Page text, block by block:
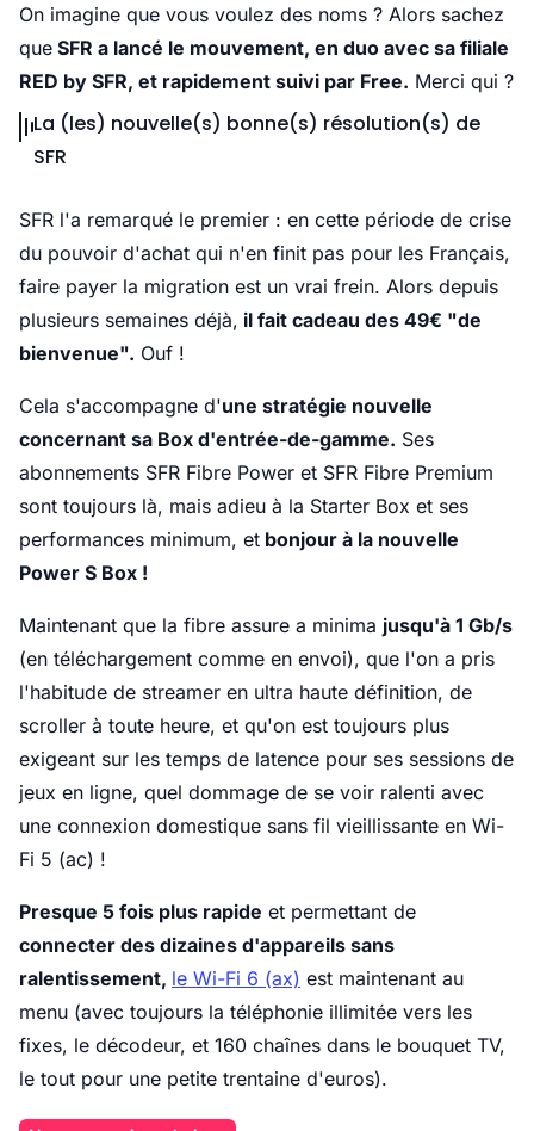
On imagine que vous voulez des noms ? Alors sachez
que SFR a lancé le mouvement, en duo avec sa filiale
RED by SFR, et rapidement suivi par Free. Merci qui ?
La (les) nouvelle(s) bonne(s) résolution(s) de
SFR
SFR l'a remarqué le premier : en cette période de crise
du pouvoir d'achat qui n'en finit pas pour les Français,
faire payer la migration est un vrai frein. Alors depuis
plusieurs semaines déjà, il fait cadeau des 49€ "de
bienvenue". Ouf !
Cela s'accompagne d'une stratégie nouvelle
concernant sa Box d'entrée-de-gamme. Ses
abonnements SFR Fibre Power et SFR Fibre Premium
sont toujours là, mais adieu à la Starter Box et ses
performances minimum, et bonjour à la nouvelle
Power S Box !
Maintenant que la fibre assure a minima jusqu'à 1 Gb/s
(en téléchargement comme en envoi), que l'on a pris
l'habitude de streamer en ultra haute définition, de
scroller à toute heure, et qu'on est toujours plus
exigeant sur les temps de latence pour ses sessions de
jeux en ligne, quel dommage de se voir ralenti avec
une connexion domestique sans fil vieillissante en Wi-
Fi 5 (ac) !
Presque 5 fois plus rapide et permettant de
connecter des dizaines d'appareils sans
ralentissement, le Wi-Fi 6 (ax) est maintenant au
menu (avec toujours la téléphonie illimitée vers les
fixes, le décodeur, et 160 chaînes dans le bouquet TV,
le tout pour une petite trentaine d'euros).